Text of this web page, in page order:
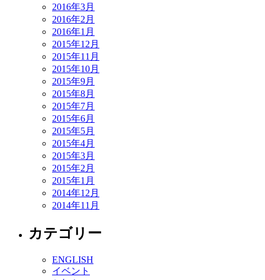
2016年3月
2016年2月
2016年1月
2015年12月
2015年11月
2015年10月
2015年9月
2015年8月
2015年7月
2015年6月
2015年5月
2015年4月
2015年3月
2015年2月
2015年1月
2014年12月
2014年11月
カテゴリー
ENGLISH
イベント